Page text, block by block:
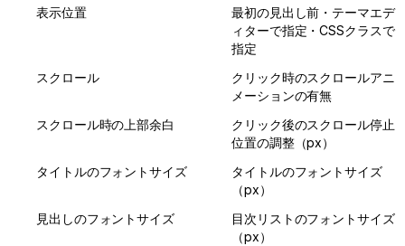
表示位置
最初の見出し前・テーマエデ
ィターで指定・CSSクラスで
指定
スクロール
クリック時のスクロールアニ
メーションの有無
スクロール時の上部余白
クリック後のスクロール停止
位置の調整（px）
タイトルのフォントサイズ
タイトルのフォントサイズ
（px）
見出しのフォントサイズ
目次リストのフォントサイズ
（px）